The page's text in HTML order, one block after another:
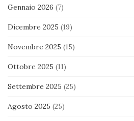
Gennaio 2026 (7)
Dicembre 2025 (19)
Novembre 2025 (15)
Ottobre 2025 (11)
Settembre 2025 (25)
Agosto 2025 (25)